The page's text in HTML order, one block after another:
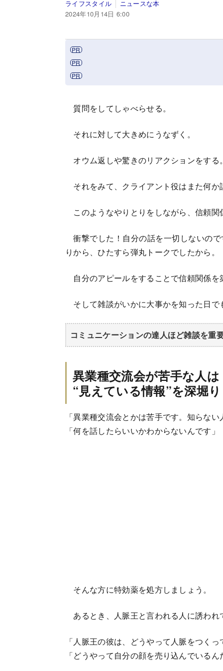
ライフスタイル
ニュースな本
2024年10月14日 6:00
質問をしてしゃべらせる。
それに対して大きめにうなずく。
オウム返しや驚きのリアクションをする。
それをみて、クライアント役はまた何か
このようなやりとりをしながら、信頼関
衝撃でした！自分の話を一切しないの
りから、ひたすら弾丸トークでしたから。
自分のアピールをすることで信頼関係を
そして雑談がいかに大事かを知った日で
コミュニケーションの達人ほど雑談を重
異業種交流会が苦手な人は
“見えている情報”を深堀
「異業種交流会とかは苦手です。知らな
「何を話したらいいかわからないんです」
そんな方に特効薬を処方しましょう。
あるとき、人脈王と言われる人に誘われ
「人脈王の彼は、どうやって人脈をつくっ
「どうやって自分の顔を売り込んでいるん